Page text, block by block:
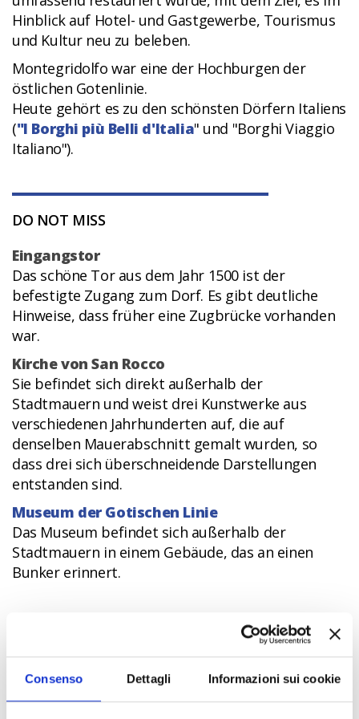
Consenso Dettagli Informazioni sui cookie
Hinblick auf Hotel- und Gastgewerbe, Tourismus
und Kultur neu zu beleben.
Montegridolfo war eine der Hochburgen der
östlichen Gotenlinie.
Heute gehört es zu den schönsten Dörfern Italiens
("I Borghi più Belli d'Italia" und "Borghi Viaggio
Italiano").
DO NOT MISS
Eingangstor
Das schöne Tor aus dem Jahr 1500 ist der
befestigte Zugang zum Dorf. Es gibt deutliche
Hinweise, dass früher eine Zugbrücke vorhanden
war.
Kirche von San Rocco
Sie befindet sich direkt außerhalb der
Stadtmauern und weist drei Kunstwerke aus
verschiedenen Jahrhunderten auf, die auf
denselben Mauerabschnitt gemalt wurden, so
dass drei sich überschneidende Darstellungen
entstanden sind.
Museum der Gotischen Linie
Das Museum befindet sich außerhalb der
Stadtmauern in einem Gebäude, das an einen
Bunker erinnert.
In und um das Dorf gibt es viele Möglichkeiten
zum Verkosten von Wein und kulinarischen